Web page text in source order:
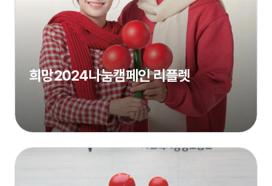
희망2024나눔캠페인 리플렛